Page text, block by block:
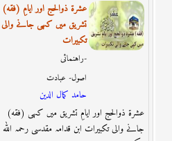
(فقه) عشرۃ ذوالحج اور ایامِ
تشریق میں کہی جانے والی
تکبیرات
راہنمائى-
اصول- عبادت
حامد كمال الدين
(فقه) عشرۃ ذوالحج اور ایامِ تشریق میں کہی
جانے والی تکبیرات ابن قدامہ مقدسی رحمہ اللہ